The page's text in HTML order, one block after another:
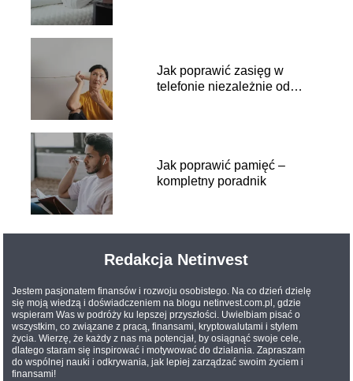
Jak poprawić zasięg w
telefonie niezależnie od
Jak poprawić pamięć –
kompletny poradnik
Redakcja Netinvest
Jestem pasjonatem finansów i rozwoju osobistego. Na co dzień dzielę
się moją wiedzą i doświadczeniem na blogu netinvest.com.pl, gdzie
wspieram Was w podróży ku lepszej przyszłości. Uwielbiam pisać o
wszystkim, co związane z pracą, finansami, kryptowalutami i stylem
życia. Wierzę, że każdy z nas ma potencjał, by osiągnąć swoje cele,
dlatego staram się inspirować i motywować do działania. Zapraszam
do wspólnej nauki i odkrywania, jak lepiej zarządzać swoim życiem i
finansami!